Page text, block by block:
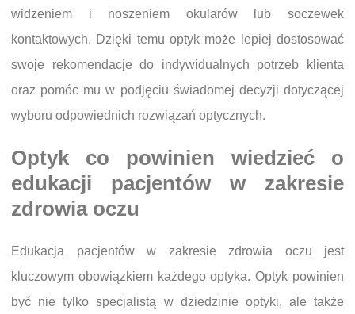
widzeniem i noszeniem okularów lub soczewek
kontaktowych. Dzięki temu optyk może lepiej dostosować
swoje rekomendacje do indywidualnych potrzeb klienta
oraz pomóc mu w podjęciu świadomej decyzji dotyczącej
wyboru odpowiednich rozwiązań optycznych.
Optyk co powinien wiedzieć o
edukacji pacjentów w zakresie
zdrowia oczu
Edukacja pacjentów w zakresie zdrowia oczu jest
kluczowym obowiązkiem każdego optyka. Optyk powinien
być nie tylko specjalistą w dziedzinie optyki, ale także